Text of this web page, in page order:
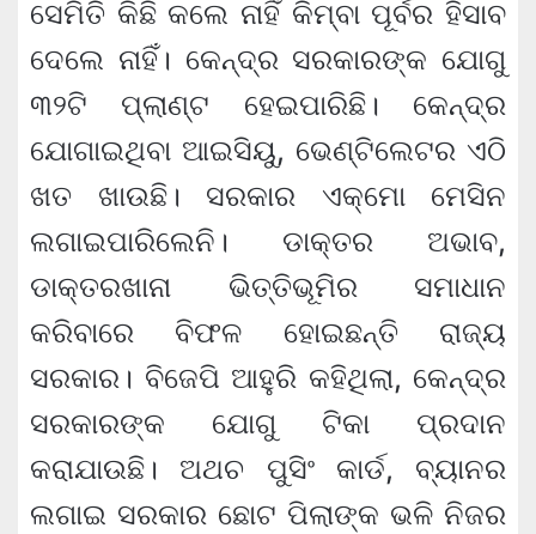
ସେମିତି କିଛି କଲେ ନାହିଁ କିମ୍ବା ପୂର୍ବର ହିସାବ
ଦେଲେ ନାହିଁ। କେନ୍ଦ୍ର ସରକାରଙ୍କ ଯୋଗୁ
୩୨ଟି ପ୍ଲାଣ୍ଟ ହେଇପାରିଛି। କେନ୍ଦ୍ର
ଯୋଗାଇଥିବା ଆଇସିୟୁ, ଭେଣ୍ଟିଲେଟର ଏଠି
ଖତ ଖାଉଛି। ସରକାର ଏକ୍‌ମୋ ମେସିନ
ଲଗାଇପାରିଲେନି। ଡାକ୍ତର ଅଭାବ,
ଡାକ୍ତରଖାନା ଭିତ୍ତିଭୂମିର ସମାଧାନ
କରିବାରେ ବିଫଳ ହୋଇଛନ୍ତି ରାଜ୍ୟ
ସରକାର। ବିଜେପି ଆହୁରି କହିଥିଲା, କେନ୍ଦ୍ର
ସରକାରଙ୍କ ଯୋଗୁ ଟିକା ପ୍ରଦାନ
କରାଯାଉଛି। ଅଥଚ ପୁସିଂ କାର୍ଡ, ବ୍ୟାନର
ଲଗାଇ ସରକାର ଛୋଟ ପିଲାଙ୍କ ଭଳି ନିଜର